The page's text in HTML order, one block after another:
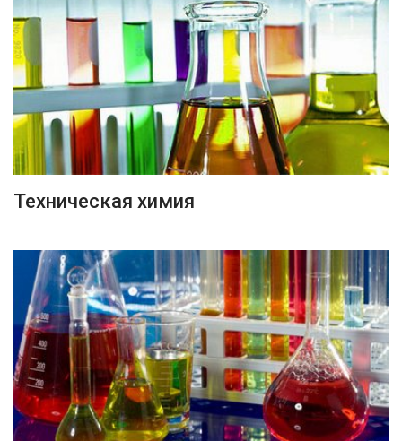
ПОДРОБНЕЕ
Техническая химия